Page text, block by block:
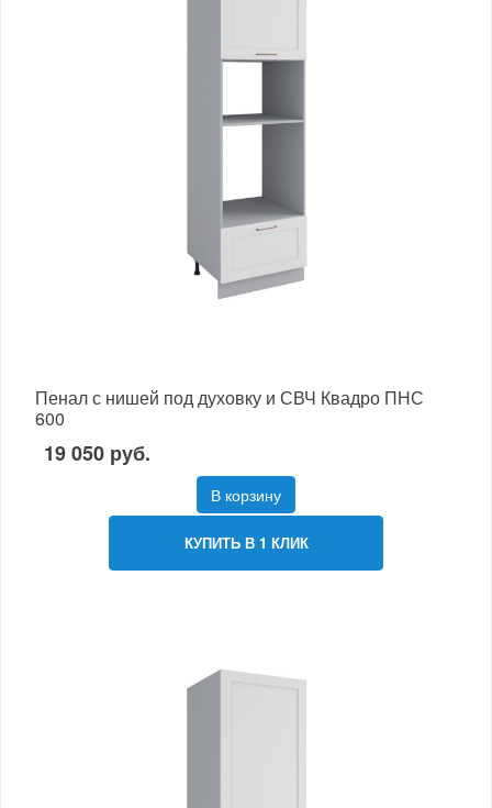
Пенал с нишей под духовку и СВЧ Квадро ПНС
600
19 050 руб.
В корзину
КУПИТЬ В 1 КЛИК